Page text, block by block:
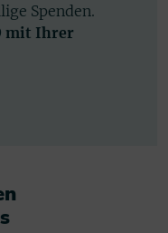
Spenden.
mit Ihrer